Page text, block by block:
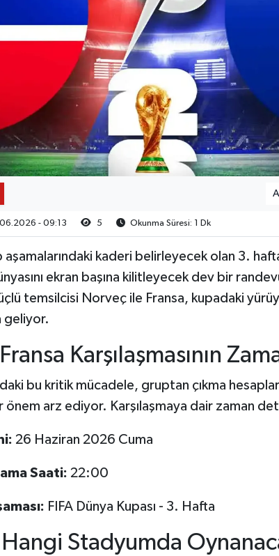
A
- 09:13 5 Okunma Süresi: 1 Dk
aşamalarındaki kaderi belirleyecek olan 3.
ekran başına kilitleyecek dev bir
temsilcisi Norveç ile Fransa, kupadaki
geliyor.
Karşılaşmasının
bu kritik mücadele, gruptan çıkma
önem arz ediyor. Karşılaşmaya dair zaman
26 Haziran 2026 Cuma
Saati: 22:00
FIFA Dünya Kupası - 3. Hafta
Stadyumda